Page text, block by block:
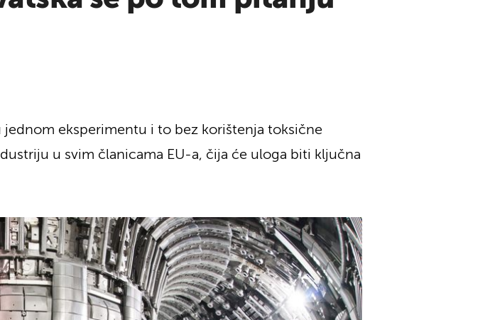
eksperimentu i to bez korištenja toksične
u svim članicama EU-a, čija će uloga biti ključna